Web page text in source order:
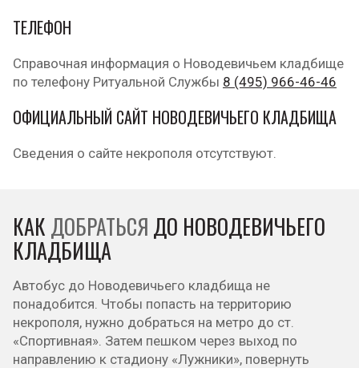
ТЕЛЕФОН
Справочная информация о Новодевичьем кладбище
по телефону Ритуальной Службы 8 (495) 966-46-46
ОФИЦИАЛЬНЫЙ САЙТ НОВОДЕВИЧЬЕГО КЛАДБИЩА
Сведения о сайте некрополя отсутствуют.
КАК ДОБРАТЬСЯ ДО НОВОДЕВИЧЬЕГО
КЛАДБИЩА
Автобус до Новодевичьего кладбища не
понадобится. Чтобы попасть на территорию
некрополя, нужно добраться на метро до ст.
«Спортивная». Затем пешком через выход по
направлению к стадиону «Лужники», повернуть